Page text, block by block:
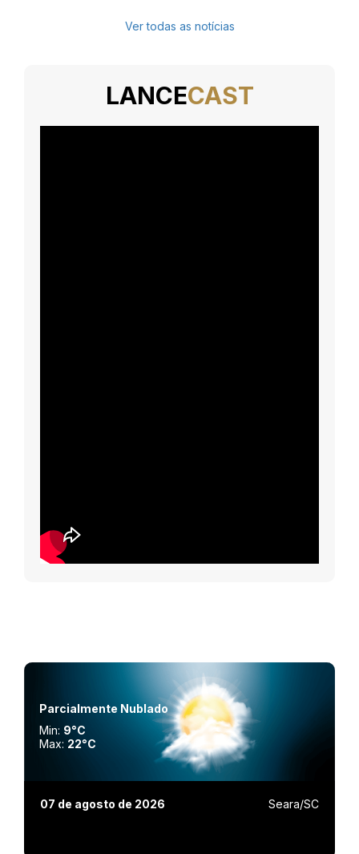
Ver todas as notícias
LANCECAST
Parcialmente Nublado
Min: 9°C
Max: 22°C
07 de agosto de 2026 Seara/SC